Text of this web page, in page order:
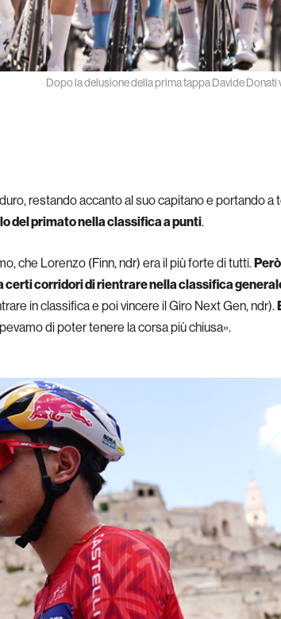
Dopo la delusione della prima tappa Davide
restando accanto al suo capitano e portando
del primato nella classifica a punti.
che Lorenzo (Finn, ndr) era il più forte di tutti.
certi corridori di rientrare nella classifica
in classifica e poi vincere il Giro Next Gen, ndr).
di poter tenere la corsa più chiusa».